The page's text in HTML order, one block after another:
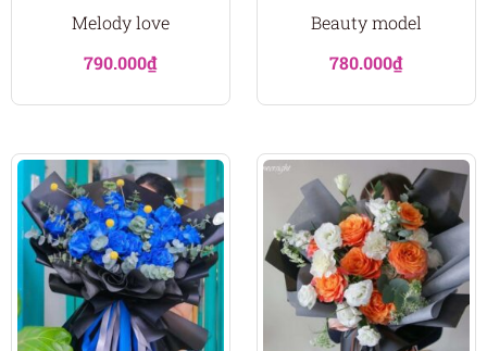
Melody love
790.000₫
Beauty model
780.000₫